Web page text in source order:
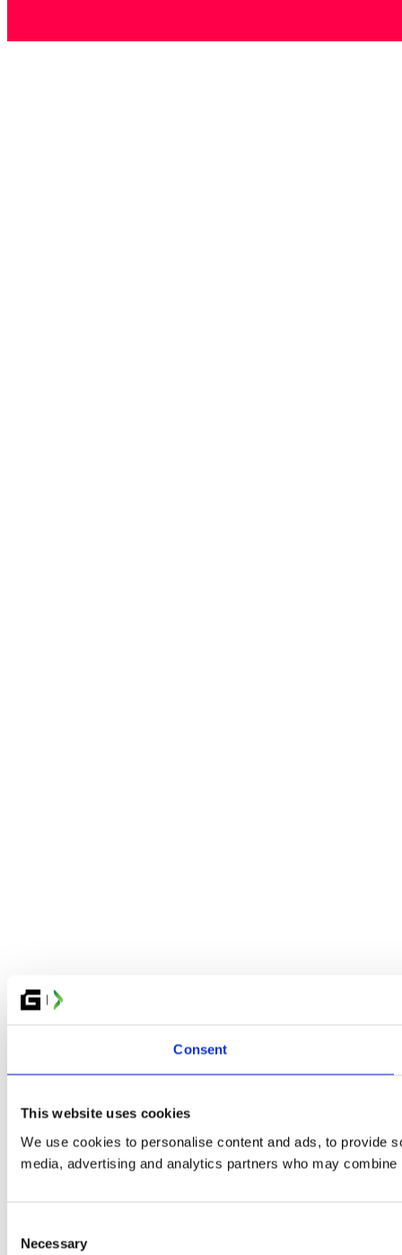
Consent
This website uses cookies
We use cookies to personalise content and ads, to provide
media, advertising and analytics partners who may
Selection
Necessary